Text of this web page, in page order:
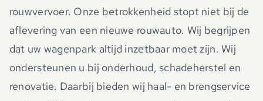
rouwvervoer. Onze betrokkenheid stopt niet bij de
aflevering van een nieuwe rouwauto. Wij begrijpen
dat uw wagenpark altijd inzetbaar moet zijn. Wij
ondersteunen u bij onderhoud, schadeherstel en
renovatie. Daarbij bieden wij haal- en brengservice